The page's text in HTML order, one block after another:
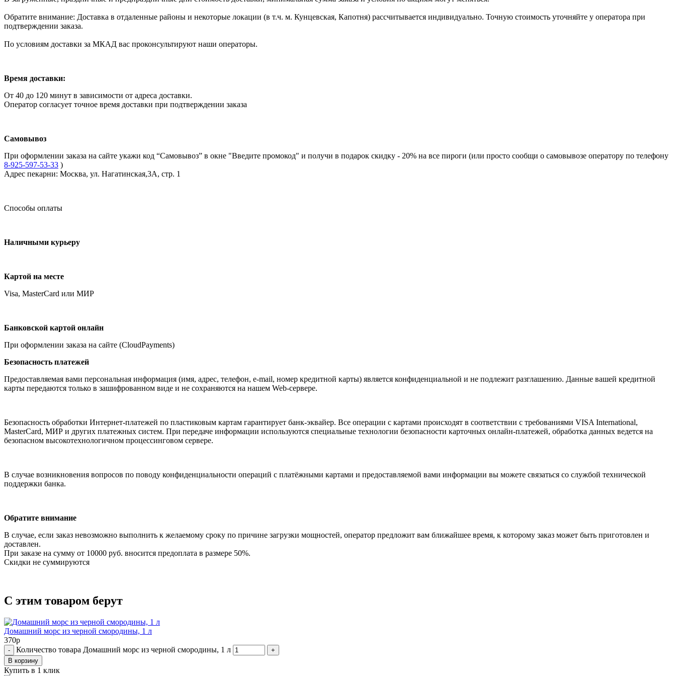
Обратите внимание: Доставка в отдаленные районы и некоторые локации (в т.ч. м. Кунцевская, Капотня) рассчитывается индивидуально. Точную стоимость уточняйте у оператора при
подтверждении заказа.
По условиям доставки за МКАД вас проконсультируют наши операторы.
Время доставки:
От 40 до 120 минут в зависимости от адреса доставки.
Оператор согласует точное время доставки при подтверждении заказа
Самовывоз
При оформлении заказа на сайте укажи код “Самовывоз” в окне "Введите промокод" и получи в подарок скидку - 20% на все пироги (или просто сообщи о самовывозе оператору по телефону
8-925-597-53-33 )
Адрес пекарни: Москва, ул. Нагатинская,3А, стр. 1
Способы оплаты
Наличными курьеру
Картой на месте
Visa, MasterCard или МИР
Банковской картой онлайн
При оформлении заказа на сайте (CloudPayments)
Безопасность платежей
Предоставляемая вами персональная информация (имя, адрес, телефон, e-mail, номер кредитной карты) является конфиденциальной и не подлежит разглашению. Данные вашей кредитной
карты передаются только в зашифрованном виде и не сохраняются на нашем Web-сервере.
Безопасность обработки Интернет-платежей по пластиковым картам гарантирует банк-эквайер. Все операции с картами происходят в соответствии с требованиями VISA International,
MasterCard, МИР и других платежных систем. При передаче информации используются специальные технологии безопасности карточных онлайн-платежей, обработка данных ведется на
безопасном высокотехнологичном процессинговом сервере.
В случае возникновения вопросов по поводу конфиденциальности операций с платёжными картами и предоставляемой вами информации вы можете связаться со службой технической
поддержки банка.
Обратите внимание
В случае, если заказ невозможно выполнить к желаемому сроку по причине загрузки мощностей, оператор предложит вам ближайшее время, к которому заказ может быть приготовлен и
доставлен.
При заказе на сумму от 10000 руб. вносится предоплата в размере 50%.
Cкидки не суммируются
С этим товаром берут
Домашний морс из черной смородины, 1 л
370р
- Количество товара Домашний морс из черной смородины, 1 л
+
В корзину
Купить в 1 клик